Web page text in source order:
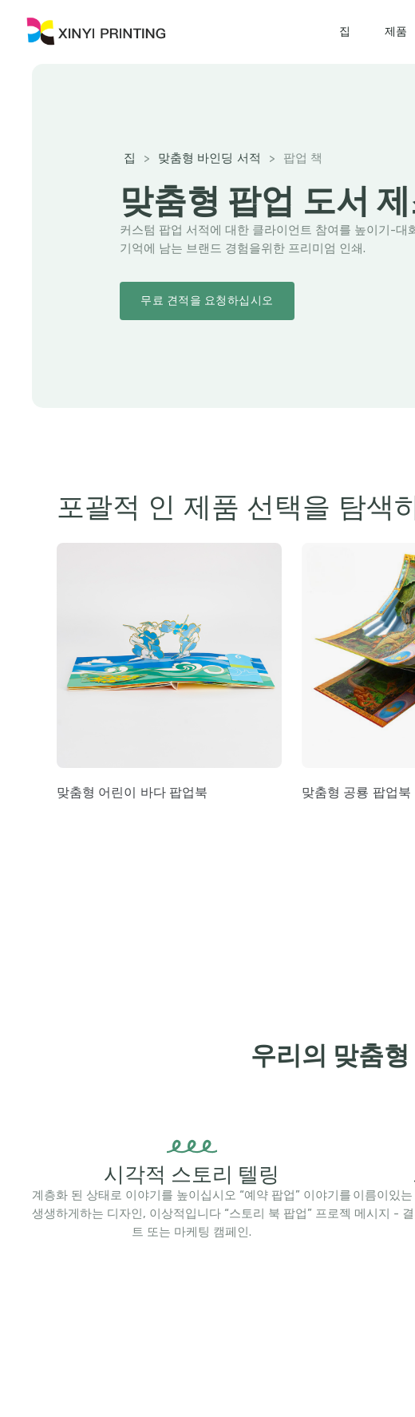
집 제품
집 > 맞춤형 바인딩 서적 > 팝업 책
맞춤형 팝업 도서
커스텀 팝업 서적에 대한 클라이언트 참여를 높이기-대
기억에 남는 브랜드 경험을위한 프리미엄 인쇄.
무료 견적을 요청하십시오
포괄적 인 제품 선택을 탐색
맞춤형 어린이 바다 팝업북 맞춤형 공룡 팝업북
우리의 맞춤
시각적 스토리 텔링
계층화 된 상태로 이야기를 높이십시오 “예약 팝업” 이야기를
생생하게하는 디자인, 이상적입니다 “스토리 북 팝업” 프로젝
트 또는 마케팅 캠페인.
이름이있
메시지 -